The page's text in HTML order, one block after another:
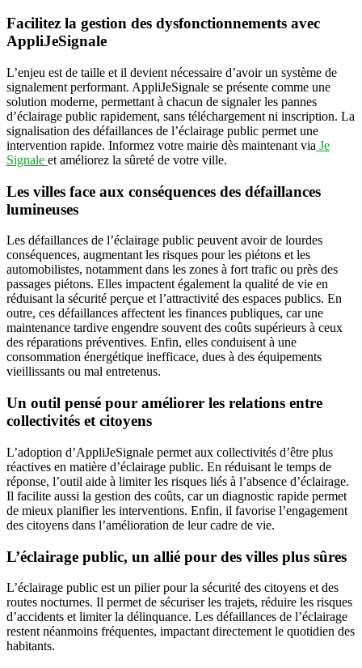
Facilitez la gestion des dysfonctionnements avec
AppliJeSignale
L’enjeu est de taille et il devient nécessaire d’avoir un système de
signalement performant. AppliJeSignale se présente comme une
solution moderne, permettant à chacun de signaler les pannes
d’éclairage public rapidement, sans téléchargement ni inscription. La
signalisation des défaillances de l’éclairage public permet une
intervention rapide. Informez votre mairie dès maintenant via Je
Signale et améliorez la sûreté de votre ville.
Les villes face aux conséquences des défaillances
lumineuses
Les défaillances de l’éclairage public peuvent avoir de lourdes
conséquences, augmentant les risques pour les piétons et les
automobilistes, notamment dans les zones à fort trafic ou près des
passages piétons. Elles impactent également la qualité de vie en
réduisant la sécurité perçue et l’attractivité des espaces publics. En
outre, ces défaillances affectent les finances publiques, car une
maintenance tardive engendre souvent des coûts supérieurs à ceux
des réparations préventives. Enfin, elles conduisent à une
consommation énergétique inefficace, dues à des équipements
vieillissants ou mal entretenus.
Un outil pensé pour améliorer les relations entre
collectivités et citoyens
L’adoption d’AppliJeSignale permet aux collectivités d’être plus
réactives en matière d’éclairage public. En réduisant le temps de
réponse, l’outil aide à limiter les risques liés à l’absence d’éclairage.
Il facilite aussi la gestion des coûts, car un diagnostic rapide permet
de mieux planifier les interventions. Enfin, il favorise l’engagement
des citoyens dans l’amélioration de leur cadre de vie.
L’éclairage public, un allié pour des villes plus sûres
L’éclairage public est un pilier pour la sécurité des citoyens et des
routes nocturnes. Il permet de sécuriser les trajets, réduire les risques
d’accidents et limiter la délinquance. Les défaillances de l’éclairage
restent néanmoins fréquentes, impactant directement le quotidien des
habitants.